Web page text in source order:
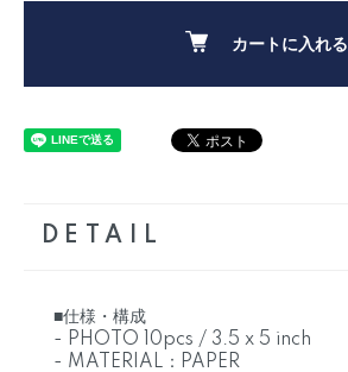
カートに入れる
DETAIL
■仕様・構成
- PHOTO 10pcs / 3.5 x 5 inch
- MATERIAL：PAPER